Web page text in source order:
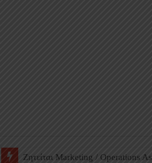
Ζητείται Βοηθός Αποθήκης σε